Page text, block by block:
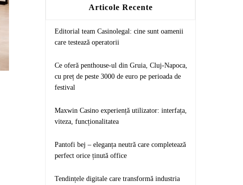
Articole Recente
Editorial team Casinolegal: cine sunt oamenii
care testează operatorii
Ce oferă penthouse-ul din Gruia, Cluj-Napoca,
cu preț de peste 3000 de euro pe perioada de
festival
Maxwin Casino experiență utilizator: interfața,
viteza, funcționalitatea
Pantofi bej – eleganța neutră care completează
perfect orice ținută office
Tendințele digitale care transformă industria